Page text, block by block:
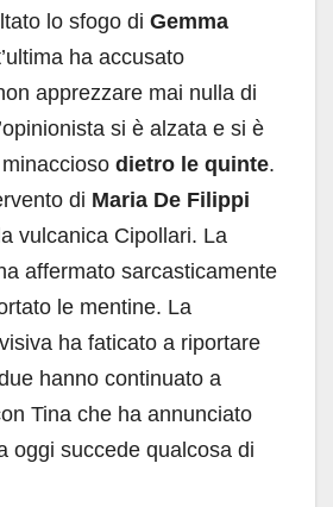
lo sfogo di Gemma
ha accusato
apprezzare mai nulla di
si è alzata e si è
dietro le quinte.
di Maria De Filippi
vulcanica Cipollari. La
affermato sarcasticamente
le mentine. La
ha faticato a riportare
hanno continuato a
Tina che ha annunciato
oggi succede qualcosa di